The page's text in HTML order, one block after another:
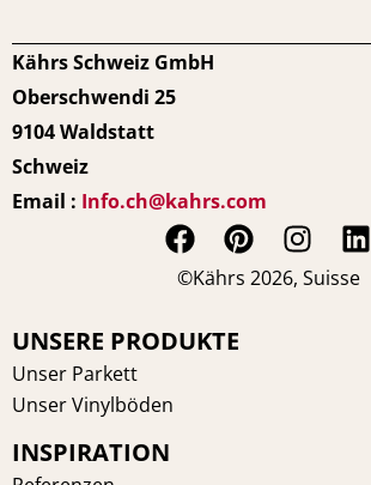
Kährs Schweiz GmbH
Oberschwendi 25
9104 Waldstatt
Schweiz
Email : Info.ch@kahrs.com
F
a
e
P
i
t
I
n
L
i
©Kährs 2026, Suisse
UNSERE PRODUKTE
Unser Parkett
Unser Vinylböden
INSPIRATION